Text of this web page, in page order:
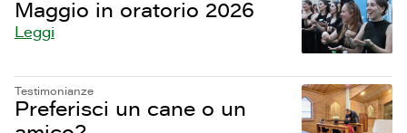
Maggio in oratorio 2026
Leggi
Testimonianze
Preferisci un cane o un